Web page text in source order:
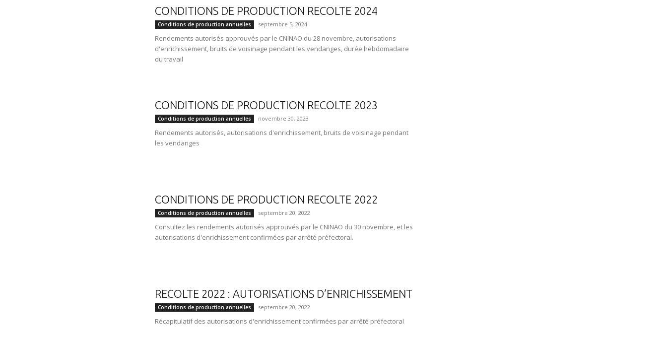
CONDITIONS DE PRODUCTION RECOLTE 2024
Conditions de production annuelles septembre 5, 2024
Rendements autorisés approuvés par le CNINAO du 28 novembre, autorisations
d'enrichissement, bruits de voisinage pendant les vendanges, durée hebdomadaire
du travail
CONDITIONS DE PRODUCTION RECOLTE 2023
Conditions de production annuelles novembre 30, 2023
Rendements autorisés, autorisations d'enrichissement, bruits de voisinage pendant
les vendanges
CONDITIONS DE PRODUCTION RECOLTE 2022
Conditions de production annuelles septembre 20, 2022
Consultez les rendements autorisés approuvés par le CNINAO du 30 novembre, et les
autorisations d'enrichissement confirmées par arrêté préfectoral.
RECOLTE 2022 : AUTORISATIONS D’ENRICHISSEMENT
Conditions de production annuelles septembre 20, 2022
Récapitulatif des autorisations d'enrichissement confirmées par arrêté préfectoral